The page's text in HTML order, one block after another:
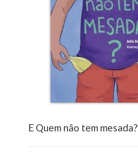
E Quem não tem mesada?